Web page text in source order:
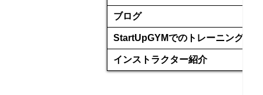
ブログ
StartUpGYMでのトレーニング
インストラクター紹介